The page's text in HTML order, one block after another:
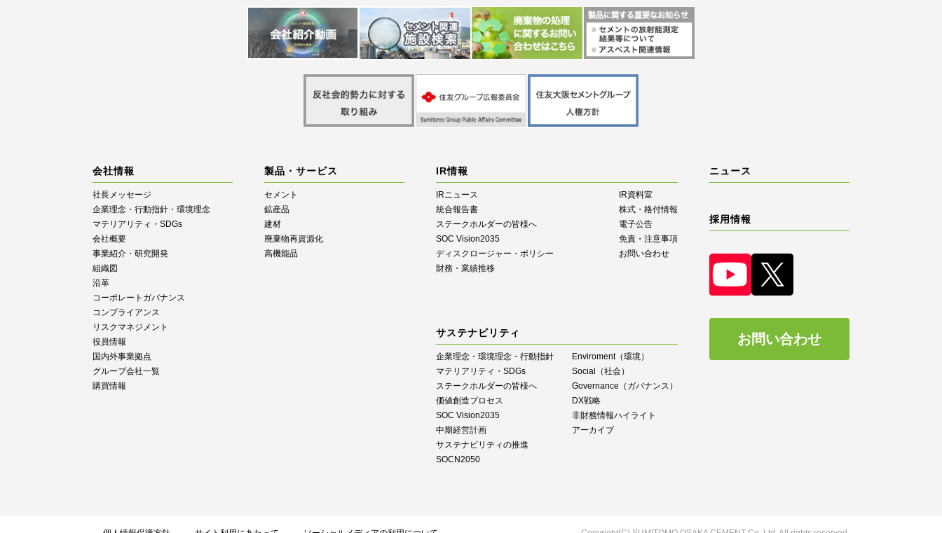
会社情報
社長メッセージ
企業理念・行動指針・環境理念
マテリアリティ・SDGs
会社概要
事業紹介・研究開発
組織図
沿革
コーポレートガバナンス
コンプライアンス
リスクマネジメント
役員情報
国内外事業拠点
グループ会社一覧
購買情報
製品・サービス
セメント
鉱産品
建材
廃棄物再資源化
高機能品
IR情報
IRニュース
統合報告書
ステークホルダーの皆様へ
SOC Vision2035
ディスクロージャー・ポリシー
財務・業績推移
IR資料室
株式・格付情報
電子公告
免責・注意事項
お問い合わせ
サステナビリティ
企業理念・環境理念・行動指針
マテリアリティ・SDGs
ステークホルダーの皆様へ
価値創造プロセス
SOC Vision2035
中期経営計画
サステナビリティの推進
SOCN2050
Enviroment（環境）
Social（社会）
Governance（ガバナンス）
DX戦略
⾮財務情報ハイライト
アーカイブ
ニュース
採用情報
お問い合わせ